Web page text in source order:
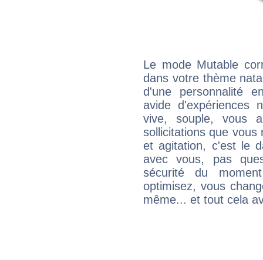
Le mode Mutable
dans votre thème
d'une personnalité
avide d'expériences
vive, souple, vous
sollicitations que vous
et agitation, c'est le
avec vous, pas
sécurité du
optimisez, vous
même... et tout cela